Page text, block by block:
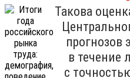
Такова
прогнозов
в течение
с